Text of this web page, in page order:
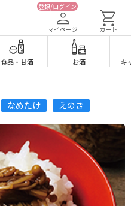
登録/ログイン
マイページ カート
食品・ 甘酒 お酒 キ
なめたけ えのき